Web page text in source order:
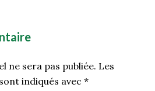
ne sera pas publiée. Les
indiqués avec *